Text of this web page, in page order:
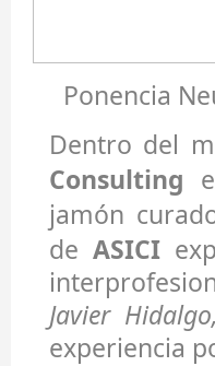
Ponencia
Dentro del
Consulting
jamón
de ASICI
Javier Hidalgo,
experiencia